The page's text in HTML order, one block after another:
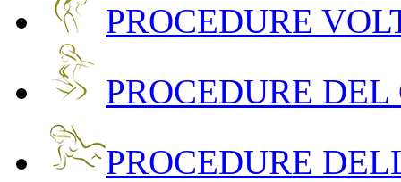
PROCEDURE
PROCEDURE DEL
PROCEDURE